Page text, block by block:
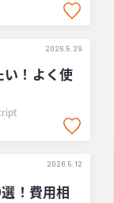
！よく使
2026.5.29
！費用相
2026.5.12